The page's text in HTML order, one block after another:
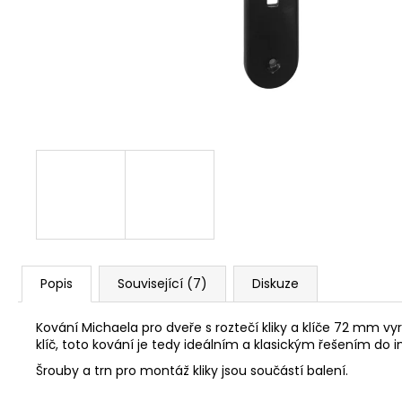
Popis Související (7) Diskuze
Kování Michaela pro dveře s roztečí kliky a klíče 72 mm
klíč, toto kování je tedy ideálním a klasickým řešením do
Šrouby a trn pro montáž kliky jsou součástí balení.
NÝT DUTÝ DVOJDÍLNÝ 3,5X10 NIKL